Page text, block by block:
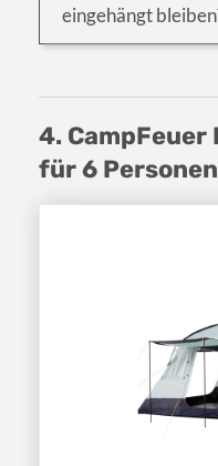
eingehängt
4.
für 6 Personen